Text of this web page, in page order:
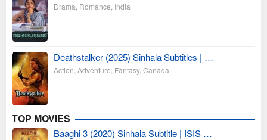
Drama Romance India
Deathstalker (2025) Sinhala Subtitles | …
Action Adventure Fantasy, Canada
TOP MOVIES
Baaghi 3 (2020) Sinhala Subtitle | ISIS …